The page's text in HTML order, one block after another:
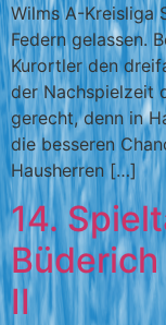
Wilms A-Kreisliga
Federn gelassen.
Kurortler den
der Nachspielzeit
gerecht, denn in
die besseren
Hausherren […]
14.
II